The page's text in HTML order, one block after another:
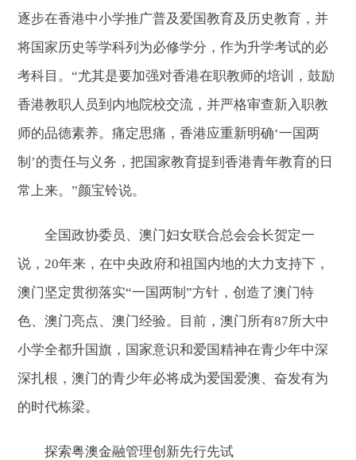
逐步在香港中小学推广普及爱国教育及历史教育，并
将国家历史等学科列为必修学分，作为升学考试的必
考科目。“尤其是要加强对香港在职教师的培训，鼓励
香港教职人员到内地院校交流，并严格审查新入职教
师的品德素养。痛定思痛，香港应重新明确‘一国两
制’的责任与义务，把国家教育提到香港青年教育的日
常上来。”颜宝铃说。
全国政协委员、澳门妇女联合总会会长贺定一
说，20年来，在中央政府和祖国内地的大力支持下，
澳门坚定贯彻落实“一国两制”方针，创造了澳门特
色、澳门亮点、澳门经验。目前，澳门所有87所大中
小学全都升国旗，国家意识和爱国精神在青少年中深
深扎根，澳门的青少年必将成为爱国爱澳、奋发有为
的时代栋梁。
探索粤澳金融管理创新先行先试